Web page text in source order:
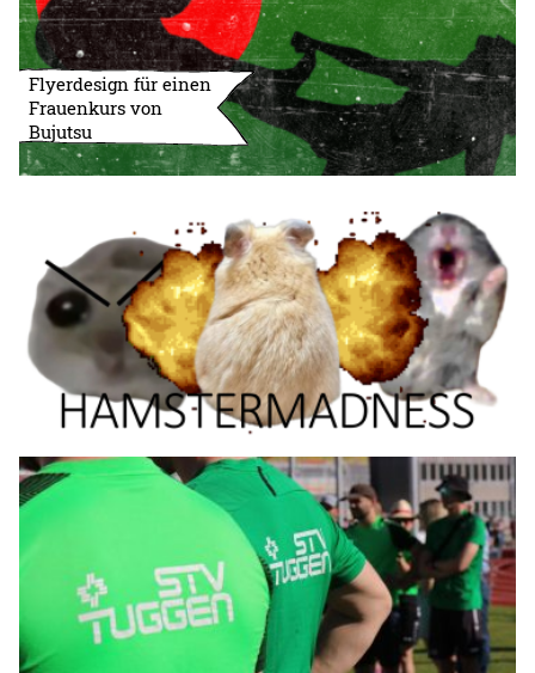
Flyerdesign für einen
Frauenkurs von
Bujutsu